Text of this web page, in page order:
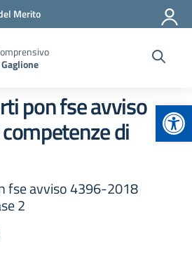
Merito
pon fse avviso
di
fse avviso 4396-2018
2